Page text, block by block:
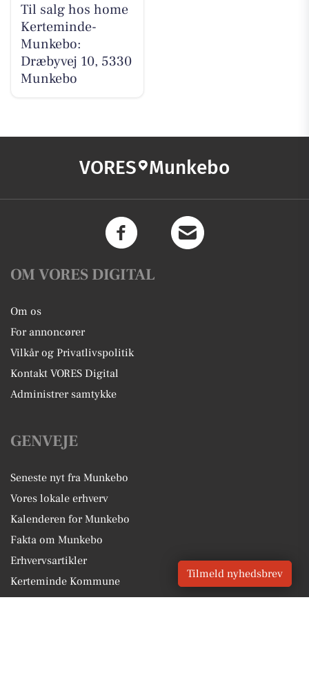
Til salg hos home
Kerteminde-
Munkebo:
Dræbyvej 10, 5330
Munkebo
VORES Munkebo
OM VORES DIGITAL
Om os
For annoncører
Vilkår og Privatlivspolitik
Kontakt VORES Digital
Administrer samtykke
GENVEJE
Seneste nyt fra Munkebo
Vores lokale erhverv
Kalenderen for Munkebo
Fakta om Munkebo
Erhvervsartikler
Kerteminde Kommune
Få en gratis salgsvurdering
Tilmeld nyhedsbrev